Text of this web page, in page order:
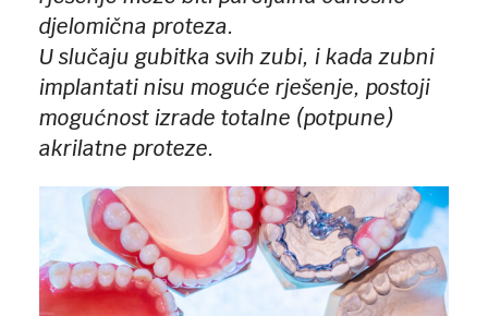
djelomična proteza.
U slučaju gubitka svih zubi, i kada zubni
implantati nisu moguće rješenje, postoji
mogućnost izrade totalne (potpune)
akrilatne proteze.